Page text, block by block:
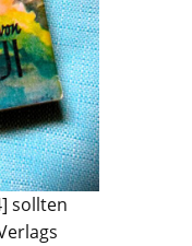
sollten